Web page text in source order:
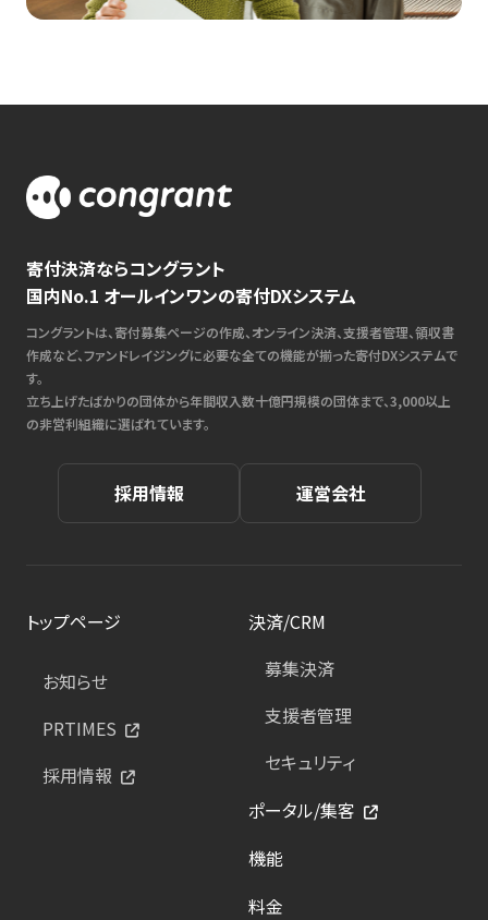
寄付決済ならコングラント
国内No.1 オールインワンの寄付DXシステム
コングラントは、寄付募集ページの作成、オンライン決済、支援者管理、領収書
作成など、ファンドレイジングに必要な全ての機能が揃った寄付DXシステムで
す。
立ち上げたばかりの団体から年間収入数十億円規模の団体まで、3,000以上
の非営利組織に選ばれています。
採用情報 運営会社
トップページ
お知らせ
PRTIMES
採用情報
決済/CRM
募集決済
支援者管理
セキュリティ
ポータル/集客
機能
料金